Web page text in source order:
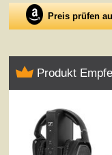
Preis prüfen
Produkt